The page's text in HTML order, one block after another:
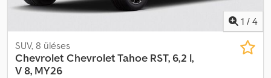
1 / 4
SUV, 8 üléses
Chevrolet Chevrolet Tahoe RST, 6,2 l,
V 8, MY26